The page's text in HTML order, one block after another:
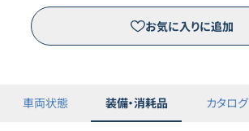
お気に入りに追加
車両状態 装備・消耗品 カタログ